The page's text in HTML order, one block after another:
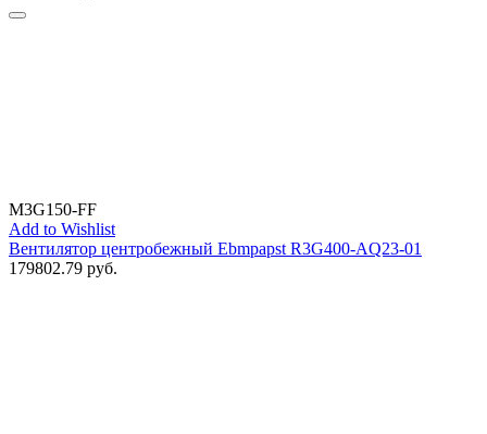
M3G150-FF
Add to Wishlist
Вентилятор центробежный Ebmpapst R3G400-AQ23-01
179802.79 руб.